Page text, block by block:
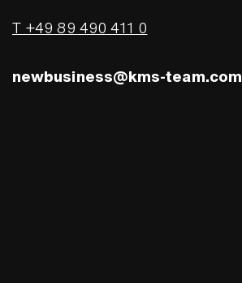
T +49 89 490 411 0
newbusiness@kms-team.com